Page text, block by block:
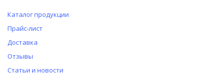
Каталог продукции
Прайс-лист
Доставка
Отзывы
Статьи и новости